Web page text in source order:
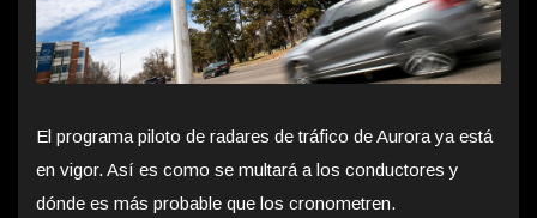
El programa piloto de radares de tráfico de Aurora ya está
en vigor. Así es como se multará a los conductores y
dónde es más probable que los cronometren.